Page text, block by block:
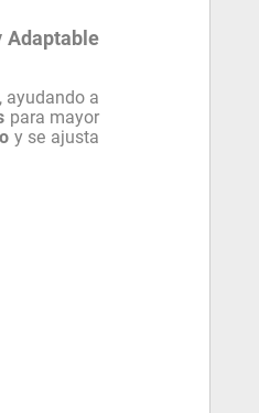
Adaptable
ayudando a
para mayor
y se ajusta